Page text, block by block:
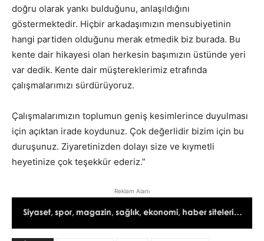
doğru olarak yankı bulduğunu, anlaşıldığını
göstermektedir. Hiçbir arkadaşımızın mensubiyetinin
hangi partiden olduğunu merak etmedik biz burada. Bu
kente dair hikayesi olan herkesin başımızın üstünde yeri
var dedik. Kente dair müştereklerimiz etrafında
çalışmalarımızı sürdürüyoruz.
Çalışmalarımızın toplumun geniş kesimlerince duyulması
için açıktan irade koydunuz. Çok değerlidir bizim için bu
duruşunuz. Ziyaretinizden dolayı size ve kıymetli
heyetinize çok teşekkür ederiz.”
Reklam Alanı